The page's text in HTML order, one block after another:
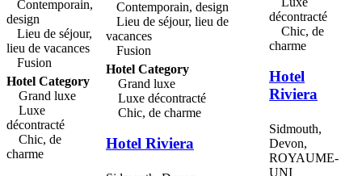
Contemporain,
design
Lieu de séjour,
lieu de vacances
Fusion
Hotel Category
Grand luxe
Luxe
décontracté
Chic, de
charme
Contemporain, design
Lieu de séjour, lieu de
vacances
Fusion
Hotel Category
Grand luxe
Luxe décontracté
Chic, de charme
Hotel Riviera
décontracté
Chic, de
charme
Hotel
Riviera
Sidmouth,
Devon,
ROYAUME-
UNI